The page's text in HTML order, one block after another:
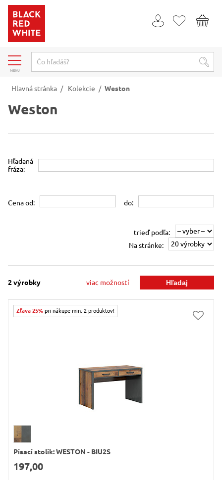
MENU
Hlavná stránka / Kolekcie / Weston
Weston
Hľadaná
fráza:
Cena od: do:
trieď podľa:
Na stránke:
2výrobky viac možností
Zľava 25% pri nákupe min. 2 produktov!
Písací stolík: WESTON - BIU2S
197,00